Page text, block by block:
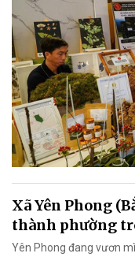
Xã Yên Phong
thành phường
Yên Phong đang vươn